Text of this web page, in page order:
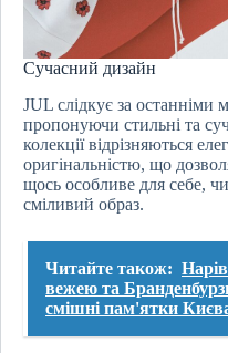
Сучасний дизайн
JUL слідкує за останніми
пропонуючи стильні та
колекції відрізняються
оригінальністю, що
щось особливе для себе,
сміливий образ.
Читайте також:
вежею та
смішні пам'ятки